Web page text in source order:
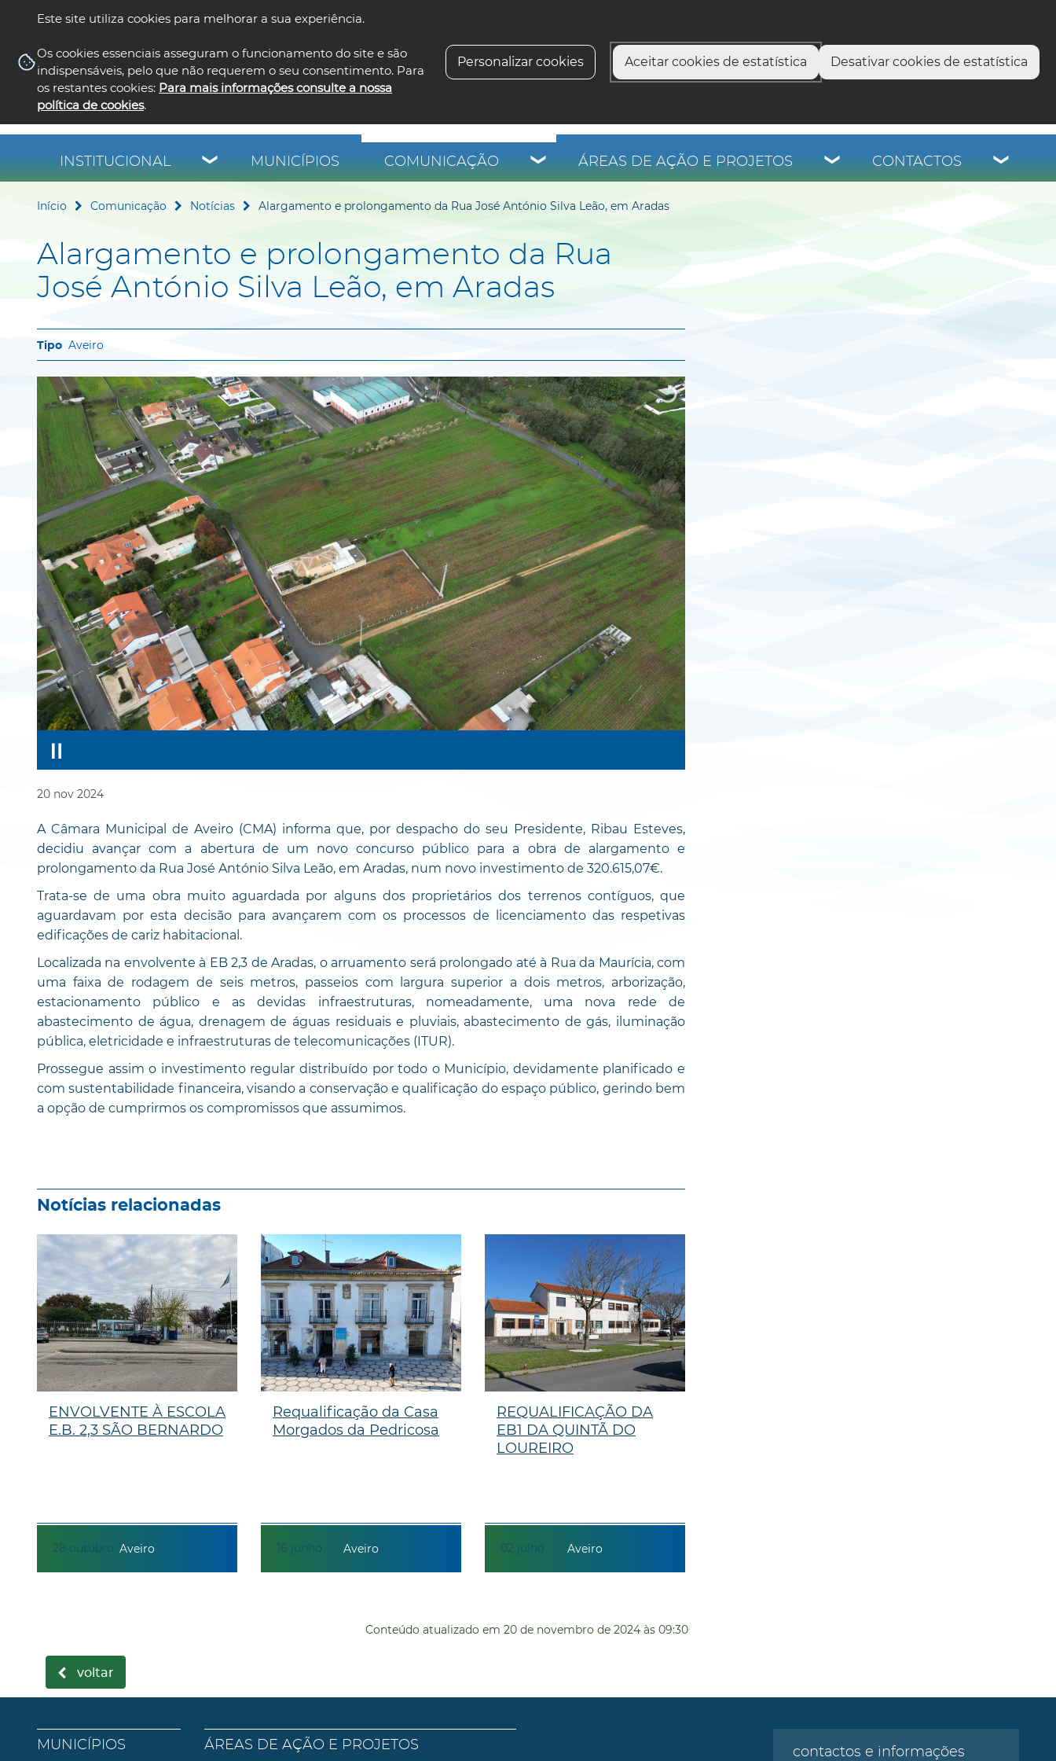
Este site utiliza cookies para melhorar a sua experiência.
Os cookies essenciais asseguram o funcionamento do site e são
indispensáveis, pelo que não requerem o seu consentimento. Para
os restantes cookies: Para mais informações consulte a nossa
política de cookies.
Personalizar cookies Aceitar cookies de estatística Desativar cookies de estatística
INSTITUCIONAL MUNICÍPIOS COMUNICAÇÃO ÁREAS DE AÇÃO E PROJETOS CONTACTOS
Início Comunicação Notícias Alargamento e prolongamento da Rua José António Silva Leão, em Aradas
Alargamento e prolongamento da Rua
José António Silva Leão, em Aradas
Aveiro
20 nov 2024
A Câmara Municipal de Aveiro (CMA) informa que, por despacho do seu Presidente, Ribau Esteves,
decidiu avançar com a abertura de um novo concurso público para a obra de alargamento e
prolongamento da Rua José António Silva Leão, em Aradas, num novo investimento de 320.615,07€.
Trata-se de uma obra muito aguardada por alguns dos proprietários dos terrenos contíguos, que
aguardavam por esta decisão para avançarem com os processos de licenciamento das respetivas
edificações de cariz habitacional.
Localizada na envolvente à EB 2,3 de Aradas, o arruamento será prolongado até à Rua da Maurícia, com
uma faixa de rodagem de seis metros, passeios com largura superior a dois metros, arborização,
estacionamento público e as devidas infraestruturas, nomeadamente, uma nova rede de
abastecimento de água, drenagem de águas residuais e pluviais, abastecimento de gás, iluminação
pública, eletricidade e infraestruturas de telecomunicações (ITUR).
Prossegue assim o investimento regular distribuído por todo o Município, devidamente planificado e
com sustentabilidade financeira, visando a conservação e qualificação do espaço público, gerindo bem
a opção de cumprirmos os compromissos que assumimos.
Notícias relacionadas
28 outubro
ENVOLVENTE À ESCOLA
E.B. 2,3 SÃO BERNARDO
Aveiro 16 junho
Requalificação da Casa
Morgados da Pedricosa
Aveiro 02 julho
REQUALIFICAÇÃO DA
EB1 DA QUINTÃ DO
LOUREIRO
Aveiro
Conteúdo atualizado em 20 de novembro de 2024 às 09:30
voltar
MUNICÍPIOS
ÁREAS DE AÇÃO E PROJETOS contactos e informações